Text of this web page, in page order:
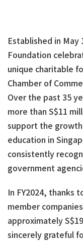
Established in May
Foundation
unique charitable
Chamber of
Over the past 35
more than S$11
support the
education in
consistently
government
In FY2024, thanks
member
approximately
sincerely grateful